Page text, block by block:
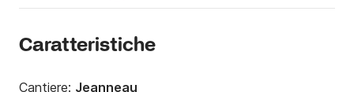
Caratteristiche
Cantiere: Jeanneau